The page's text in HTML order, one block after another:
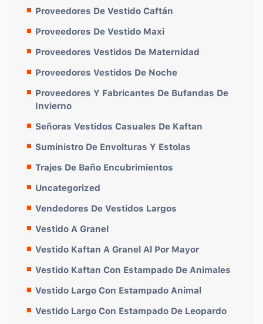
Proveedores De Vestido Caftán
Proveedores De Vestido Maxi
Proveedores Vestidos De Maternidad
Proveedores Vestidos De Noche
Proveedores Y Fabricantes De Bufandas De
Invierno
Señoras Vestidos Casuales De Kaftan
Suministro De Envolturas Y Estolas
Trajes De Baño Encubrimientos
Uncategorized
Vendedores De Vestidos Largos
Vestido A Granel
Vestido Kaftan A Granel Al Por Mayor
Vestido Kaftan Con Estampado De Animales
Vestido Largo Con Estampado Animal
Vestido Largo Con Estampado De Leopardo